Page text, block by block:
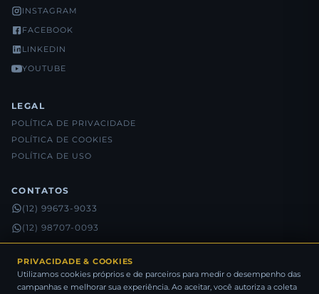
INSTAGRAM
FACEBOOK
LINKEDIN
YOUTUBE
LEGAL
POLÍTICA DE PRIVACIDADE
POLÍTICA DE COOKIES
POLÍTICA DE USO
CONTATOS
(12) 99673-9033
(12) 98707-0093
(12) 98815-5632
PRIVACIDADE & COOKIES
Utilizamos cookies próprios e de parceiros para medir o desempenho das
campanhas e melhorar sua experiência. Ao aceitar, você autoriza a coleta